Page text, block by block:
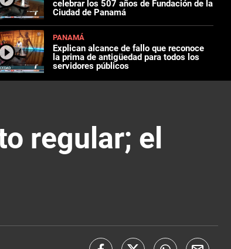
celebrar los 507 años de Fundación de la
Ciudad de Panamá
PANAMÁ
Explican alcance de fallo que reconoce
la prima de antigüedad para todos los
servidores públicos
regular; el